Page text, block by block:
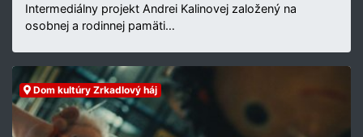
Intermediálny projekt Andrei Kalinovej založený na
osobnej a rodinnej pamäti…
Dom kultúry Zrkadlový háj